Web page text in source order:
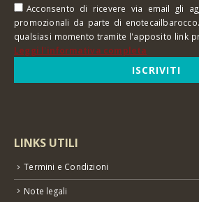
Acconsento di ricevere via email gli
promozionali da parte di
qualsiasi momento tramite l'apposito link
Leggi l'informativa completa
LINKS UTILI
Termini e Condizioni
Note legali